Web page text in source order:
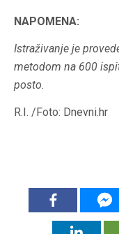
NAPOMENA:
Istraživanje je
metodom na 600
posto.
R.I. /Foto: Dnevni.hr